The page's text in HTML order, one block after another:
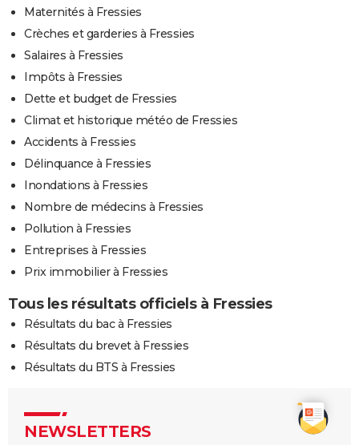
Maternités à Fressies
Crèches et garderies à Fressies
Salaires à Fressies
Impôts à Fressies
Dette et budget de Fressies
Climat et historique météo de Fressies
Accidents à Fressies
Délinquance à Fressies
Inondations à Fressies
Nombre de médecins à Fressies
Pollution à Fressies
Entreprises à Fressies
Prix immobilier à Fressies
Tous les résultats officiels à Fressies
Résultats du bac à Fressies
Résultats du brevet à Fressies
Résultats du BTS à Fressies
NEWSLETTERS